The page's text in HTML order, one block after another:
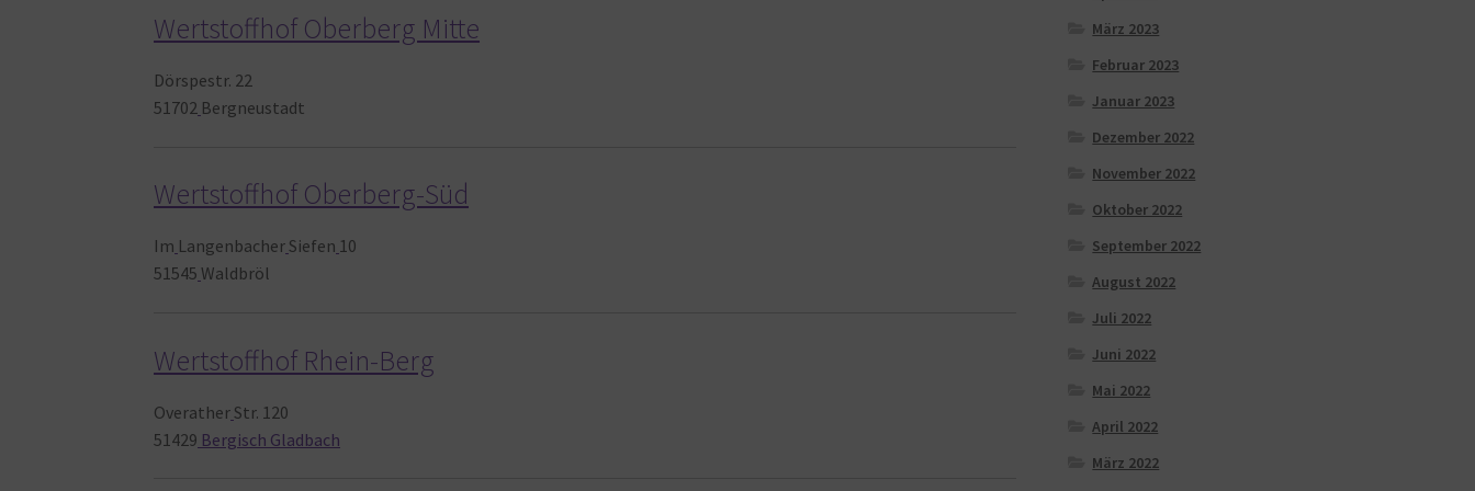
Wertstoffhof Oberberg Mitte
Dörspestr. 22
51702 Bergneustadt
Wertstoffhof Oberberg-Süd
Im Langenbacher Siefen 10
51545 Waldbröl
Wertstoffhof Rhein-Berg
Overather Str. 120
51429 Bergisch Gladbach
März 2023
Februar 2023
Januar 2023
Dezember 2022
November 2022
Oktober 2022
September 2022
August 2022
Juli 2022
Juni 2022
Mai 2022
April 2022
März 2022